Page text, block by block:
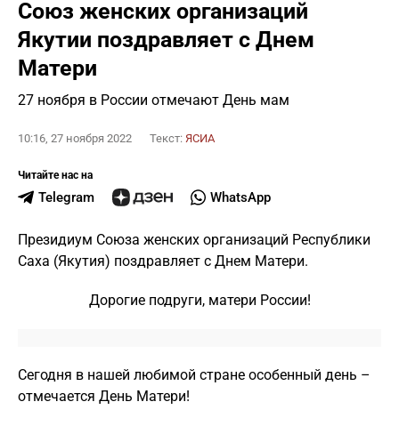
Союз женских организаций
Якутии поздравляет с Днем
Матери
27 ноября в России отмечают День мам
10:16, 27 ноября 2022 Текст: ЯСИА
Читайте нас на
Telegram WhatsApp
Президиум Союза женских организаций Республики
Саха (Якутия) поздравляет с Днем Матери.
Дорогие подруги, матери России!
Сегодня в нашей любимой стране особенный день –
отмечается День Матери!